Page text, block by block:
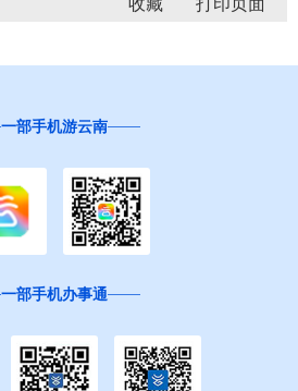
一部手机游云南
一部手机办事通